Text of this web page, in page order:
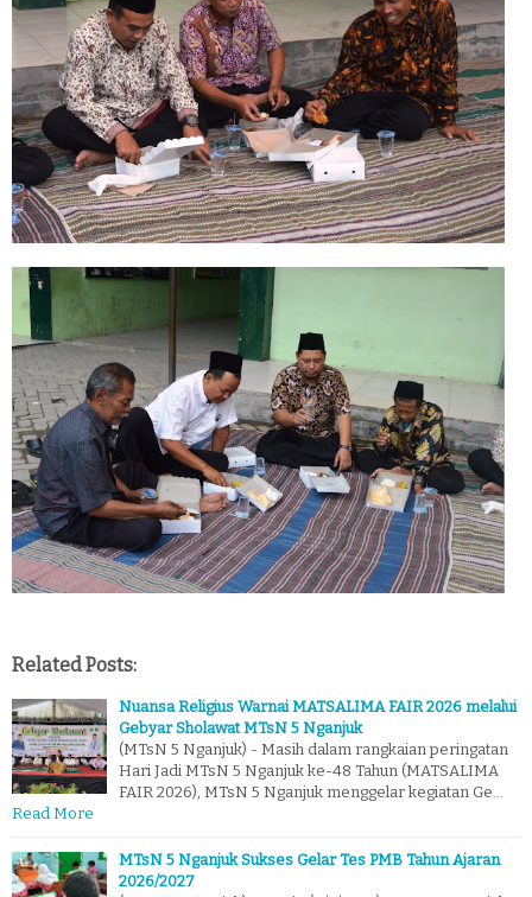
Related Posts:
Nuansa Religius Warnai MATSALIMA FAIR 2026 melalui
Gebyar Sholawat MTsN 5 Nganjuk
(MTsN 5 Nganjuk) - Masih dalam rangkaian peringatan
Hari Jadi MTsN 5 Nganjuk ke-48 Tahun (MATSALIMA
FAIR 2026), MTsN 5 Nganjuk menggelar kegiatan Ge…
Read More
MTsN 5 Nganjuk Sukses Gelar Tes PMB Tahun Ajaran
2026/2027